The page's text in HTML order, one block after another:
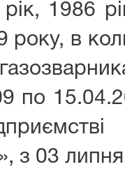
1986
року, в
по
з 03